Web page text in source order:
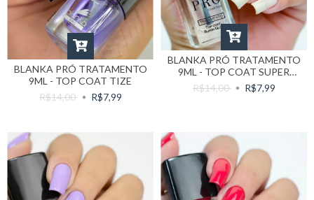
BLANKA PRÓ TRATAMENTO
9ML - TOP COAT TIZE
R$14,00
R$7,99
BLANKA PRÓ TRATAMENTO
9ML - TOP COAT SUPER
GLOSS
R$14,00 R$7,99